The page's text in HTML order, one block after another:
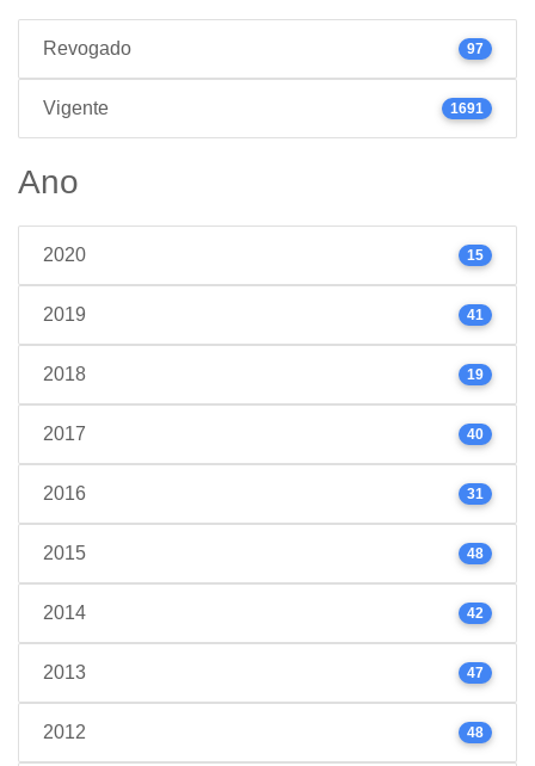
Revogado 97
Vigente 1691
Ano
2020 15
2019 41
2018 19
2017 40
2016 31
2015 48
2014 42
2013 47
2012 48